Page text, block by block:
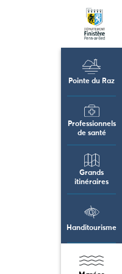
Pointe du Raz
Professionnels
de santé
Grands
itinéraires
Handitourisme